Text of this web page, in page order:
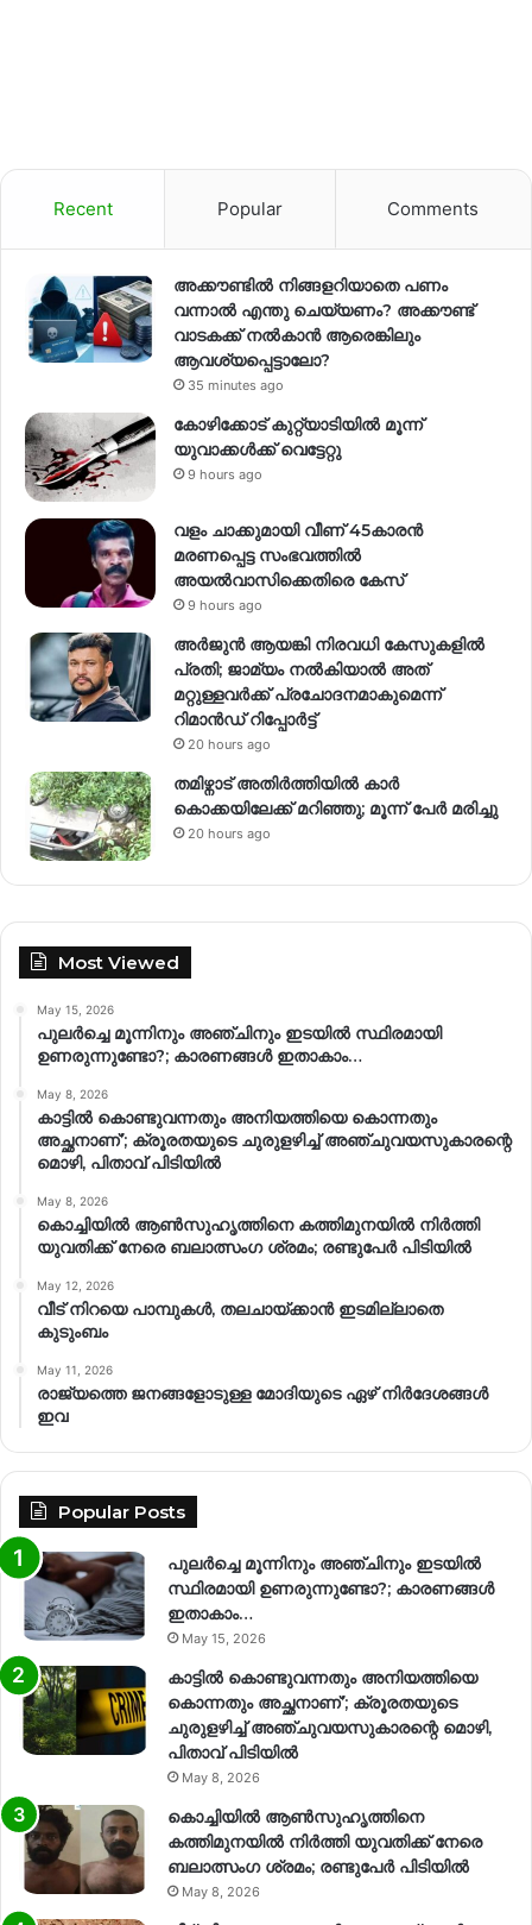
Recent Popular Comments
അക്കൗണ്ടില്‍ നിങ്ങളറിയാതെ പണം
വന്നാല്‍ എന്തു ചെയ്യണം? അക്കൗണ്ട്
വാടകക്ക് നല്‍കാന്‍ ആരെങ്കിലും
ആവശ്യപ്പെട്ടാലോ?
35 minutes ago
കോഴിക്കോട് കുറ്റ്യാടിയിൽ മൂന്ന്
യുവാക്കൾക്ക് വെട്ടേറ്റു
9 hours ago
വളം ചാക്കുമായി വീണ് 45കാരൻ
മരണപ്പെട്ട സംഭവത്തിൽ
അയൽവാസിക്കെതിരെ കേസ്
9 hours ago
അര്‍ജുന്‍ ആയങ്കി നിരവധി കേസുകളില്‍
പ്രതി; ജാമ്യം നല്‍കിയാല്‍ അത്
മറ്റുള്ളവര്‍ക്ക് പ്രചോദനമാകുമെന്ന്
റിമാന്‍ഡ് റിപ്പോര്‍ട്ട്
20 hours ago
തമിഴ്നാട് അതിർത്തിയിൽ കാർ
കൊക്കയിലേക്ക് മറിഞ്ഞു; മൂന്ന് പേർ മരിച്ചു
20 hours ago
Most Viewed
May 15, 2026
പുലർച്ചെ മൂന്നിനും അഞ്ചിനും ഇടയിൽ സ്ഥിരമായി
ഉണരുന്നുണ്ടോ?; കാരണങ്ങള്‍ ഇതാകാം…
May 8, 2026
കാട്ടിൽ കൊണ്ടുവന്നതും അനിയത്തിയെ കൊന്നതും
അച്ഛനാണ്’; ക്രൂരതയുടെ ചുരുളഴിച്ച് അഞ്ചുവയസുകാരന്റെ
മൊഴി, പിതാവ് പിടിയിൽ
May 8, 2026
കൊച്ചിയിൽ ആൺസുഹൃത്തിനെ കത്തിമുനയിൽ നിർത്തി
യുവതിക്ക് നേരെ ബലാത്സംഗ​ ശ്രമം; രണ്ടുപേർ പിടിയിൽ
May 12, 2026
വീട് നിറയെ പാമ്പുകൾ, തലചായ്ക്കാൻ ഇടമില്ലാതെ
കുടുംബം
May 11, 2026
രാജ്യത്തെ ജനങ്ങളോടുള്ള മോദിയുടെ ഏഴ് നിര്‍ദേശങ്ങള്‍
ഇവ
Popular Posts
പുലർച്ചെ മൂന്നിനും അഞ്ചിനും ഇടയിൽ
സ്ഥിരമായി ഉണരുന്നുണ്ടോ?; കാരണങ്ങള്‍
ഇതാകാം…
May 15, 2026
കാട്ടിൽ കൊണ്ടുവന്നതും അനിയത്തിയെ
കൊന്നതും അച്ഛനാണ്’; ക്രൂരതയുടെ
ചുരുളഴിച്ച് അഞ്ചുവയസുകാരന്റെ മൊഴി,
പിതാവ് പിടിയിൽ
May 8, 2026
കൊച്ചിയിൽ ആൺസുഹൃത്തിനെ
കത്തിമുനയിൽ നിർത്തി യുവതിക്ക് നേരെ
ബലാത്സംഗ​ ശ്രമം; രണ്ടുപേർ പിടിയിൽ
May 8, 2026